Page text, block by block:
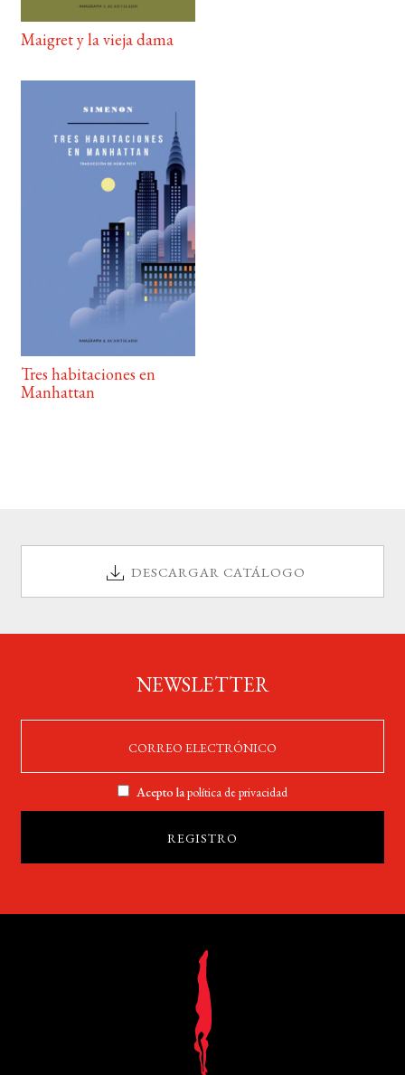
Maigret y la vieja dama
Tres habitaciones en
Manhattan
DESCARGAR CATÁLOGO
NEWSLETTER
Acepto lapolítica de privacidad